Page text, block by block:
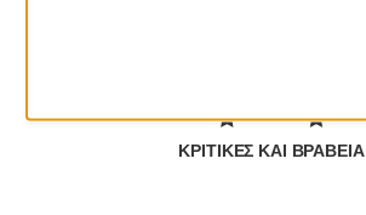
ΚΡΙΤΙΚΈΣ ΚΑΙ ΒΡΑΒΕΊΑ